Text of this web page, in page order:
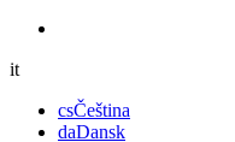
it
csČeština
daDansk